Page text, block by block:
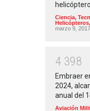
Ciencia,
Helicópteros,
marzo 9, 2017
4 398
Embraer
2024,
anual del
Aviación